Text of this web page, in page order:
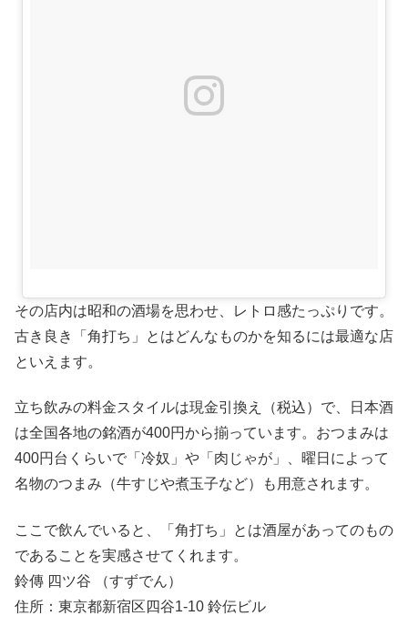
その店内は昭和の酒場を思わせ、レトロ感たっぷりです。
古き良き「角打ち」とはどんなものかを知るには最適な店
といえます。
立ち飲みの料金スタイルは現金引換え（税込）で、日本酒
は全国各地の銘酒が400円から揃っています。おつまみは
400円台くらいで「冷奴」や「肉じゃが」、曜日によって
名物のつまみ（牛すじや煮玉子など）も用意されます。
ここで飲んでいると、「角打ち」とは酒屋があってのもの
であることを実感させてくれます。
鈴傳 四ツ谷 （すずでん）
住所：東京都新宿区四谷1-10 鈴伝ビル